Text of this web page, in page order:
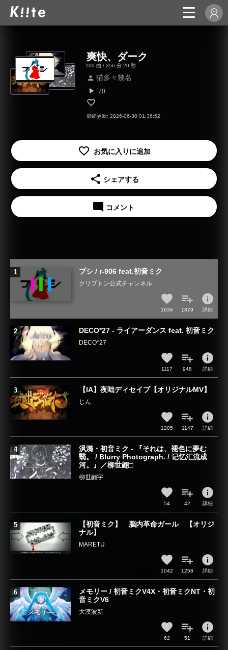
爽快、ダーク
100 曲 / 356 分 20 秒
person 猫多々幾名
play_arrow 70
最終更新: 2026-06-30 01:36:52
share シェアする
mode_comment コメント
プシ / r-906 feat.初音ミク
クリプトン公式チャンネル
1634 1879
info
詳細
DECO*27 - ライアーダンス feat. 初音ミク
DECO*27
1117 948
info
詳細
【IA】夜咄ディセイブ【オリジナルMV】
じん
1205 1147
info
詳細
沨漪・初音ミク - 『それは、褪色に夢む
翳。 / Blurry Photograph. / 记忆汇流成
河。』／柳世翽□
柳世翽宇
54 42
info
詳細
【初音ミク】 脳内革命ガール 【オリジ
ナル】
MARETU
1042 1258
info
詳細
メモリー / 初音ミクV4X・初音ミクNT・初
音ミクV6
大漠波新
62 51
info
詳細